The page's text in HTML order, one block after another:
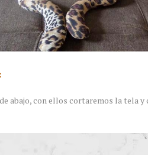
abajo, con ellos cortaremos la tela y